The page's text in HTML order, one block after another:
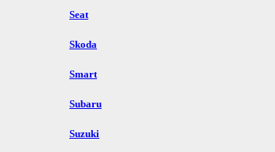
Seat
Skoda
Smart
Subaru
Suzuki